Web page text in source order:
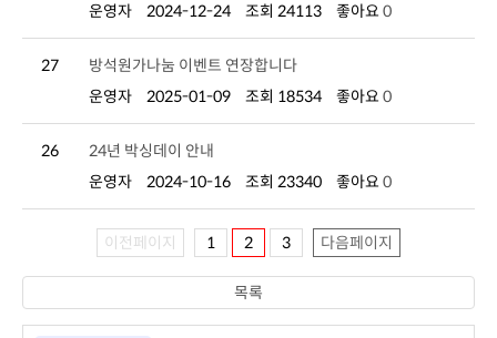
운영자
2024-12-24 조회 24113 좋아요 0
27
방석원가나눔 이벤트 연장합니다
운영자
2025-01-09 조회 18534 좋아요 0
26
24년 박싱데이 안내
운영자
2024-10-16 조회 23340 좋아요 0
이전페이지 1 2 3 다음페이지
목록